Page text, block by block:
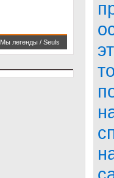
Мы легенды / Seuls